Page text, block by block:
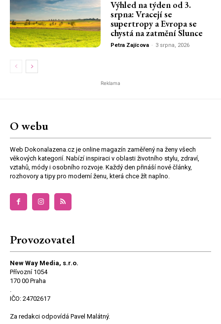
Výhled na týden od 3.
srpna: Vracejí se
supertropy a Evropa se
chystá na zatmění Slunce
Petra Zajícova - 3 srpna, 2026
Reklama
O webu
Web Dokonalazena.cz je online magazín zaměřený na ženy všech
věkových kategorií. Nabízí inspiraci v oblasti životního stylu, zdraví,
vztahů, módy i osobního rozvoje. Každý den přináší nové články,
rozhovory a tipy pro moderní ženu, která chce žít naplno.
Provozovatel
New Way Media, s.r.o.
Přívozní 1054
170 00 Praha
.
IČO: 24702617
Za redakci odpovídá Pavel Malátný.